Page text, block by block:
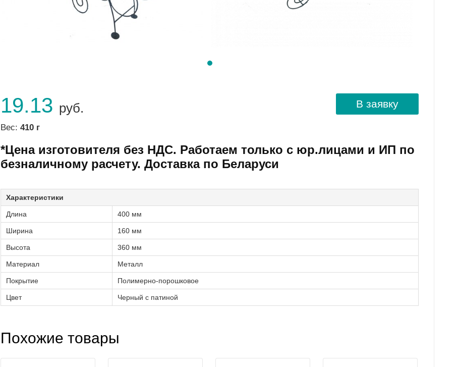
19.13 руб.
Вес: 410 г
В заявку
*Цена изготовителя без НДС. Работаем только с юр.лицами и ИП по
безналичному расчету. Доставка по Беларуси
Характеристики
Длина 400 мм
Ширина 160 мм
Высота 360 мм
Материал Металл
Покрытие Полимерно-порошковое
Цвет Черный с патиной
Похожие товары